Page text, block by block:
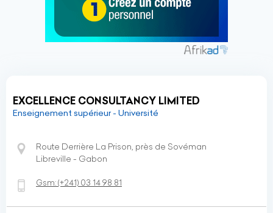
EXCELLENCE CONSULTANCY LIMITED
Enseignement supérieur - Université
Route Derrière La Prison, près de Sovéman
Libreville - Gabon
Gsm:(+241) 03 14 98 81